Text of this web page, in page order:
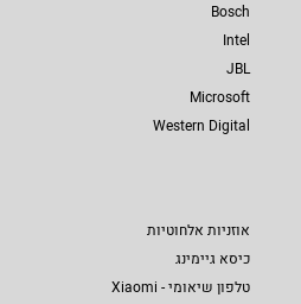
Bosch
Intel
JBL
Microsoft
Western Digital
אוזניות אלחוטיות
כיסא גיימינג
טלפון שיאומי - Xiaomi